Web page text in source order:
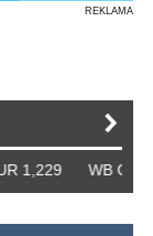
REKLAMA
WB GBP